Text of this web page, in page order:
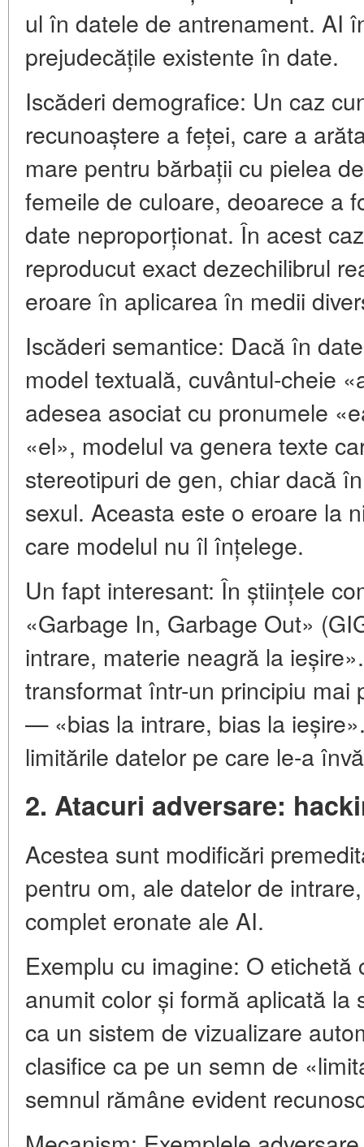
ul în datele de antrenament. AI
prejudecățile existente în date.
Iscăderi demografice: Un caz
recunoaștere a feței, care a
mare pentru bărbații cu pielea
femeile de culoare, deoarece a
date neproporționat. În acest
reproducut exact dezechilibrul
eroare în aplicarea în medii
Iscăderi semantice: Dacă în
model textuală, cuvântul-cheie
adesea asociat cu pronumele
«el», modelul va genera texte
stereotipuri de gen, chiar dacă
sexul. Aceasta este o eroare la
care modelul nu îl înțelege.
Un fapt interesant: În științele
«Garbage In, Garbage Out»
intrare, materie neagră la
transformat într-un principiu mai
— «bias la intrare, bias la
limitările datelor pe care le-a
2. Atacuri adversare:
Acestea sunt modificări
pentru om, ale datelor de
complet eronate ale AI.
Exemplu cu imagine: O etichetă
anumit color și formă aplicată la
ca un sistem de vizualizare
clasifice ca pe un semn de
semnul rămâne evident